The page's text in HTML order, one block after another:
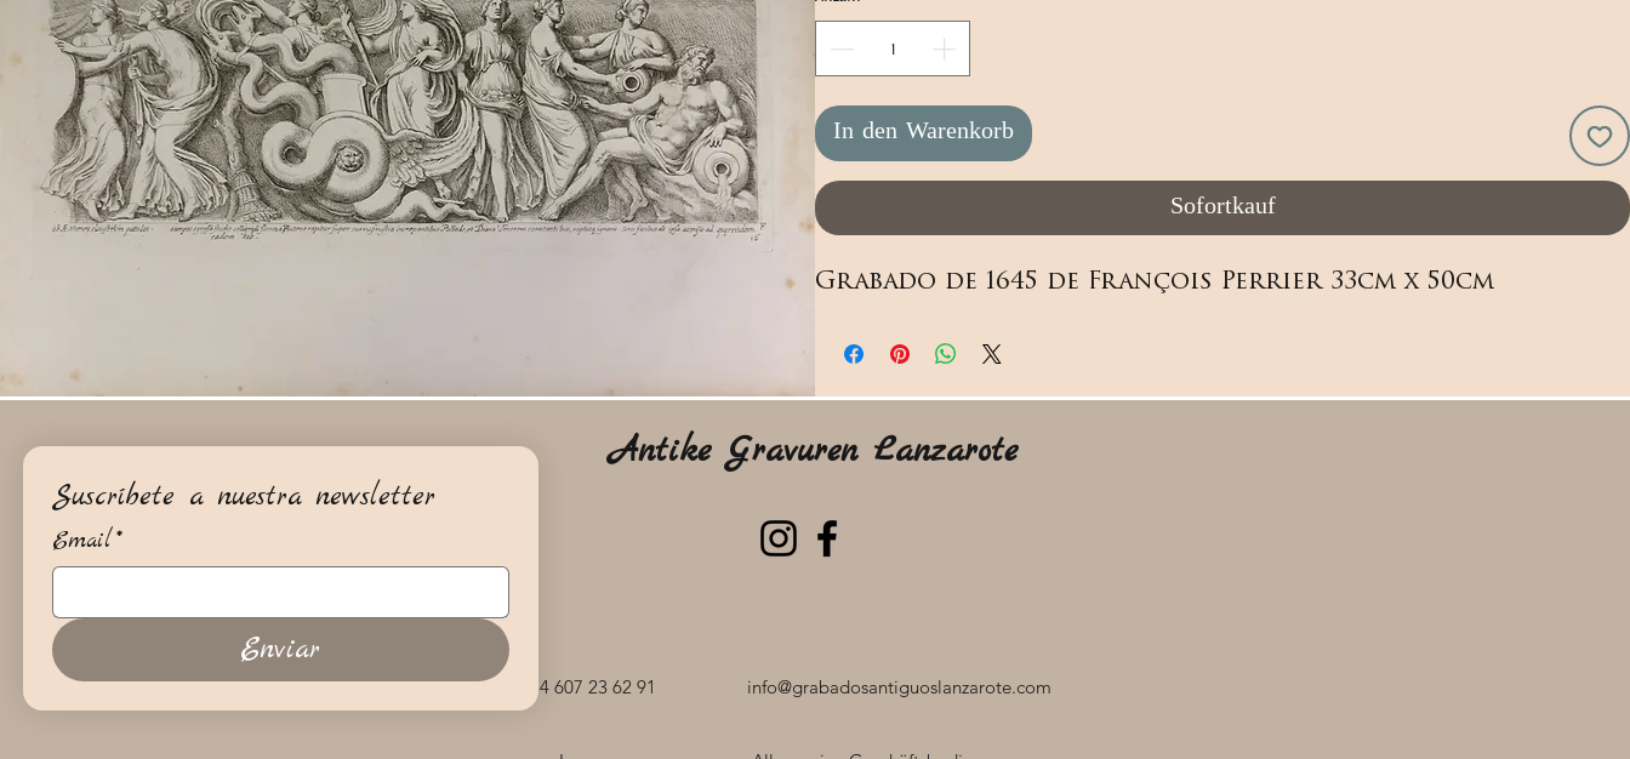
In den Warenkorb
Sofortkauf
Grabado de 1645 de François Perrier 33cm x 50cm
+34 607 23 62 91 info@grabadosantiguoslanzarote.com
Antike Gravuren Lanzarote
Suscríbete a nuestra newsletter
Email*
Enviar